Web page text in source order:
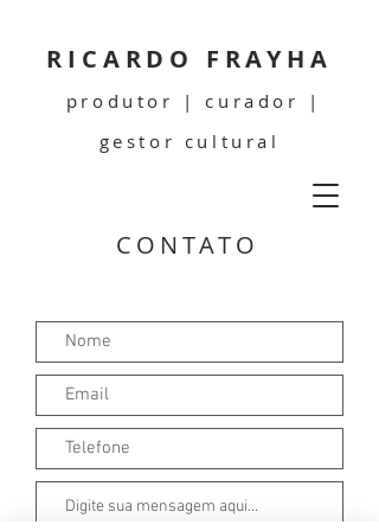
RICARDO FRAYHA
produtor | curador |
gestor cultural
CONTATO